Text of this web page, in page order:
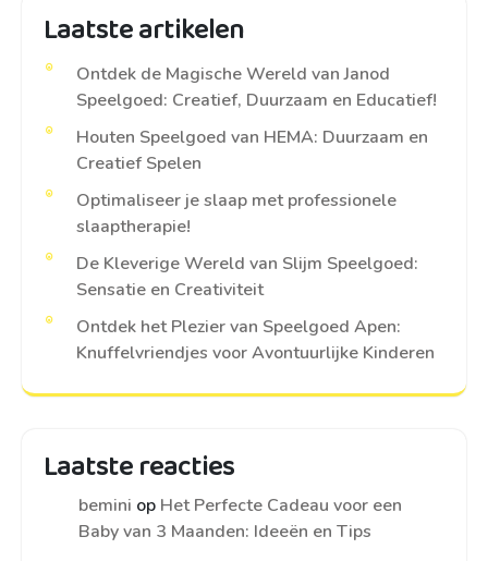
Laatste artikelen
Ontdek de Magische Wereld van Janod
Speelgoed: Creatief, Duurzaam en Educatief!
Houten Speelgoed van HEMA: Duurzaam en
Creatief Spelen
Optimaliseer je slaap met professionele
slaaptherapie!
De Kleverige Wereld van Slijm Speelgoed:
Sensatie en Creativiteit
Ontdek het Plezier van Speelgoed Apen:
Knuffelvriendjes voor Avontuurlijke Kinderen
Laatste reacties
bemini op Het Perfecte Cadeau voor een
Baby van 3 Maanden: Ideeën en Tips